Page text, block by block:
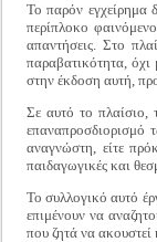
Το παρόν εγχείρημα
περίπλοκο
απαντήσεις. Στο
παραβατικότητα, όχι
στην έκδοση αυτή,
Σε αυτό το πλαίσιο,
επαναπροσδιορισμό
αναγνώστη, είτε
παιδαγωγικές και
Το συλλογικό αυτό
επιμένουν να
που ζητά να ακουστεί